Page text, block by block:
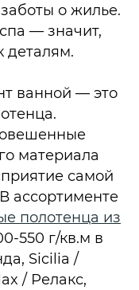
о жилье.
— значит,
деталям.
ванной — это
материала
самой
ассортименте
полотенца из
550 г/кв.м в
Sicilia /
/ Релакс,